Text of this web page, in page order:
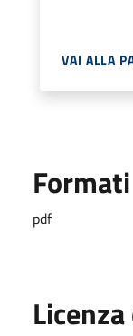
VAI ALLA
pdf